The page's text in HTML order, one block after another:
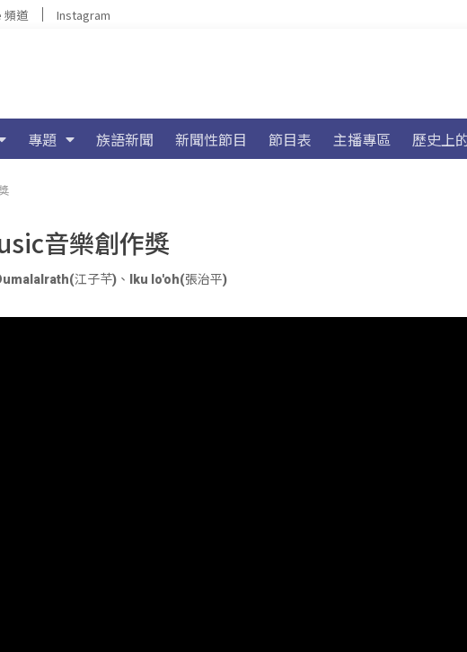
頻道 Instagram
專題 族語新聞 新聞性節目 節目表 主播專區 歷史上
音樂創作獎
江子芊) 、 Iku lo'oh(張治平)